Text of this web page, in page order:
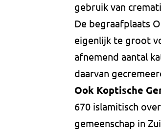
gebruik van
De begraafplaats
eigenlijk te groot
afnemend aantal
daarvan
Ook Koptische
670 islamitisch
gemeenschap in